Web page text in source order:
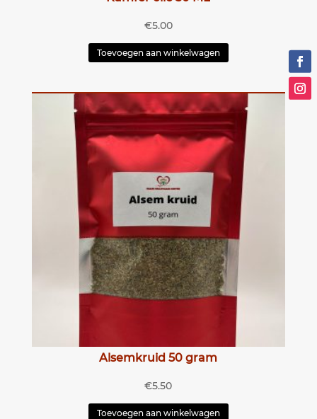
€5.00
Toevoegen aan winkelwagen
Alsemkruid 50 gram
€5.50
Toevoegen aan winkelwagen